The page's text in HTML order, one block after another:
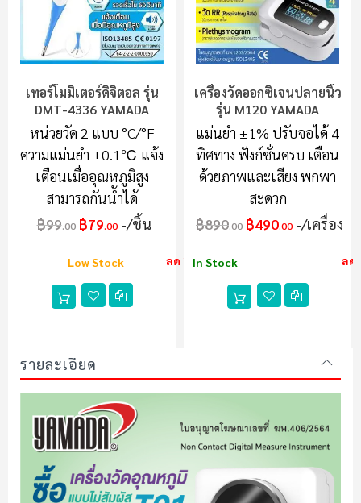
เทอร์โมมิเตอร์ดิจิตอล รุ่น
DMT-4336 YAMADA
หน่วยวัด 2 แบบ °C/°F
ความแม่นยำ ±0.1℃ แจ้ง
เตือนเมื่ออุณหภูมิสูง
สามารถกันน้ำได้
฿99.00 ฿79.00 /ชิ้น
Low Stock ลด 20%
เครื่องวัดออกซิเจนปลายนิ้ว
รุ่น M120 YAMADA
แม่นยำ ±1% ปรับจอได้ 4
ทิศทาง ฟังก์ชั่นครบ เตือน
ด้วยภาพและเสียง พกพา
สะดวก
฿890.00 ฿490.00 /เครื่อง
In Stock ลด
รายละเอียด